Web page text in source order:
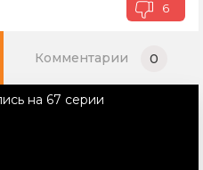
6
Комментарии 0
на 67 серии